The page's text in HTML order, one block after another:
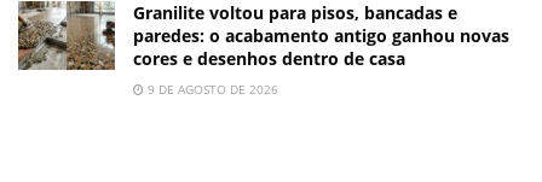
Granilite voltou para pisos, bancadas e
paredes: o acabamento antigo ganhou novas
cores e desenhos dentro de casa
9 DE AGOSTO DE 2026